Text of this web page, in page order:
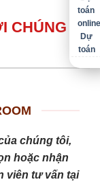
CHÚNG
chúng tôi,
hoặc nhận
viên tư vấn tại
Dự
toán